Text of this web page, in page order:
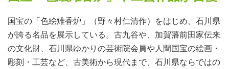
国宝の「色絵雉香炉」（野々村仁清作）をはじめ、石川県
が誇る名品を展示している。古九谷や、加賀藩前田家伝来
の文化財、石川県ゆかりの芸術院会員や人間国宝の絵画・
彫刻・工芸など、古美術から現代まで、石川県ならではの